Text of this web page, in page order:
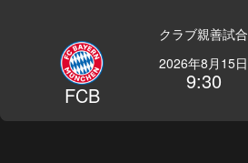
クラブ親善試合
FCB
2026年8月15日
9:30